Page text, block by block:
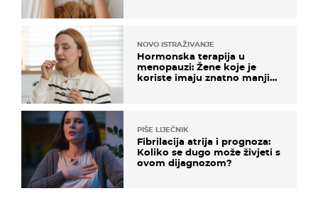
NOVO ISTRAŽIVANJE
Hormonska terapija u
menopauzi: Žene koje je
koriste imaju znatno manji
PIŠE LIJEČNIK
Fibrilacija atrija i prognoza:
Koliko se dugo može živjeti s
ovom dijagnozom?